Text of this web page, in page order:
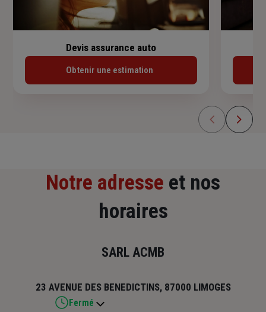
Devis assurance auto
Obtenir une estimation
Notre adresse et nos
horaires
SARL ACMB
23 AVENUE DES BENEDICTINS, 87000 LIMOGES
Fermé